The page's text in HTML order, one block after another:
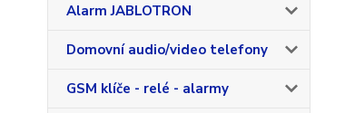
Alarm JABLOTRON
Domovní audio/video telefony
GSM klíče - relé - alarmy